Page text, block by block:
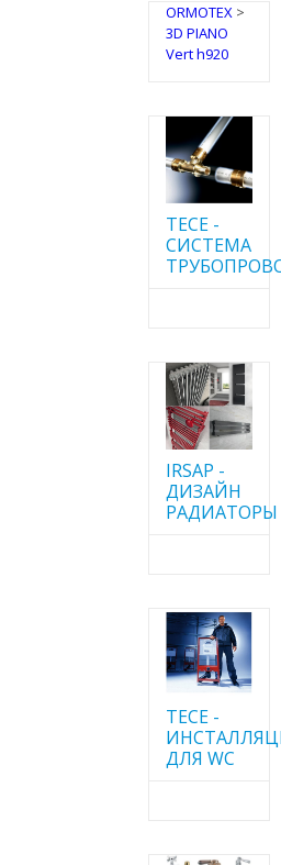
ORMOTEX>
3D PIANO
Vert h920
TECE -
CИСТЕМА
IRSAP -
ДИЗАЙН
РАДИАТОРЫ
TECE -
ДЛЯ WC